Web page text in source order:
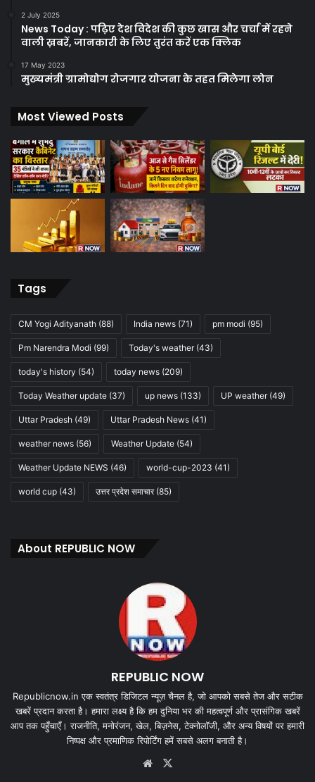
2 July 2025
News Today : पढ़िए देश विदेश की कुछ खास और चर्चा में रहने
वाली ख़बरें, जानकारी के लिए तुरंत करें एक क्लिक
17 May 2023
मुख्यमंत्री ग्रामोद्योग रोजगार योजना के तहत मिलेगा लोन
Most Viewed Posts
Tags
CM Yogi Adityanath (88) India news (71) pm modi (95)
Pm Narendra Modi (99) Today's weather(43)
today's history (54) today news (209)
Today Weather update (37) up news (133) UP weather(49)
Uttar Pradesh (49) Uttar Pradesh News (41)
weather news (56) Weather Update (54)
Weather Update NEWS (46) world-cup-2023 (41)
world cup (43) उत्तर प्रदेश समाचार(85)
About REPUBLIC NOW
REPUBLIC NOW
Republicnow.in एक स्वतंत्र डिजिटल न्यूज़ चैनल है, जो आपको सबसे तेज और सटीक
खबरें प्रदान करता है। हमारा लक्ष्य है कि हम दुनिया भर की महत्वपूर्ण और प्रासंगिक खबरें
आप तक पहुँचाएँ। राजनीति, मनोरंजन, खेल, बिज़नेस, टेक्नोलॉजी, और अन्य विषयों पर हमारी
निष्पक्ष और प्रमाणिक रिपोर्टिंग हमें सबसे अलग बनाती है।
Website